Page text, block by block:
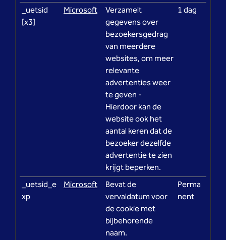
_uetsid
[x3]
Microsoft
Verzamelt
gegevens over
bezoekersgedrag
van meerdere
websites, om meer
relevante
advertenties weer
te geven -
Hierdoor kan de
website ook het
aantal keren dat de
bezoeker dezelfde
advertentie te zien
krijgt beperken.
1 dag
_uetsid_e
xp
Microsoft
Bevat de
vervaldatum voor
de cookie met
bijbehorende
naam.
Perma
nent